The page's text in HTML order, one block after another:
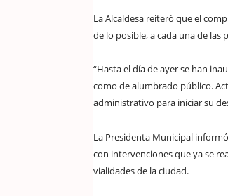
La Alcaldesa reiteró que el
de lo posible, a cada una de las
“Hasta el día de ayer se han
como de alumbrado público.
administrativo para iniciar su
La Presidenta Municipal
con intervenciones que ya se
vialidades de la ciudad.